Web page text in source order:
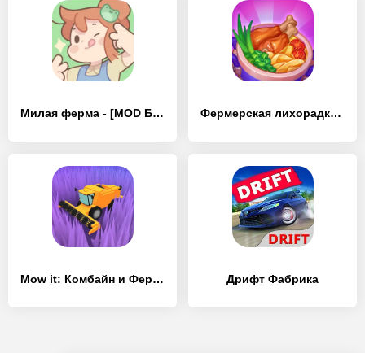
Милая ферма - [MOD Бесконечные деньги] Фермерская лихорадка: ферма - [MOD Бесконечные монеты]
Mow it: Комбайн и Ферма - [MOD Бесконечные деньги] Дрифт Фабрика